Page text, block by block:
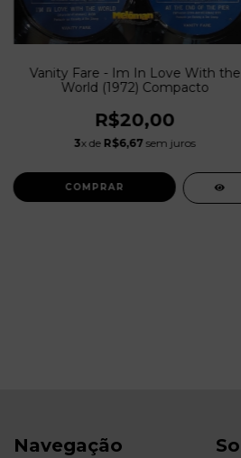
Vanity Fare - Im In Love With the
World (1972) Compacto
R$20,00
3x de R$6,67sem juros
Navegação